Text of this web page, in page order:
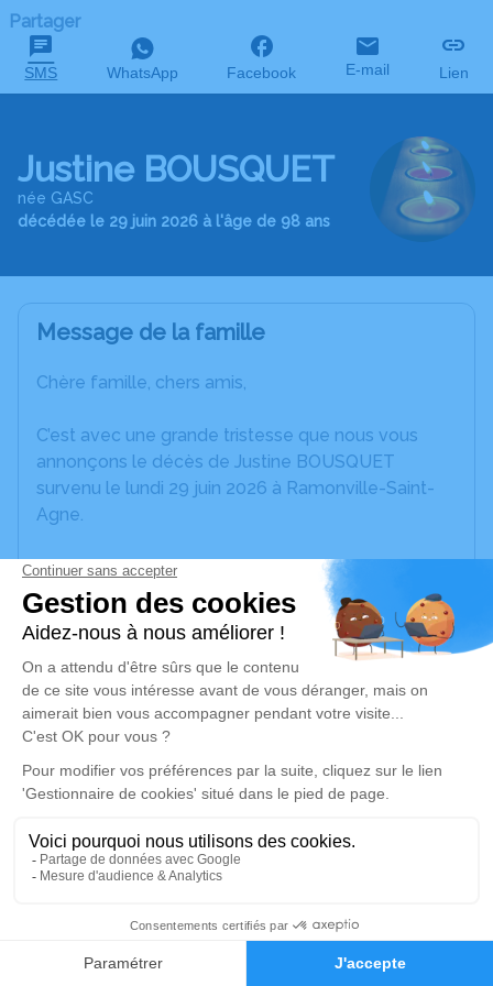
Faire-part Hommages
Partager
SMS WhatsApp Facebook E-mail Lien
Justine BOUSQUET
née GASC
décédée le 29 juin 2026 à l'âge de 98 ans
Message de la famille
Chère famille, chers amis,
C’est avec une grande tristesse que nous vous
annonçons le décès de Justine BOUSQUET
survenu le lundi 29 juin 2026 à Ramonville-Saint-
Agne.
Nous vous invitons à utiliser cet espace pour
laisser vos condoléances, partager des photos
souvenirs, une anecdote ou exprimer vos pensées
à travers des poèmes ou des textes. Cet endroit
est un lieu d'expression dédié à honorer la
mémoire de Justine BOUSQUET.
Je rends hommage
Cérémonie religieuse
vendredi 03 juillet 2026 à 14h30
Eglise Saint-Jean de Ramonville-Saint-Agne
31520 Ramonville-Saint-Agne